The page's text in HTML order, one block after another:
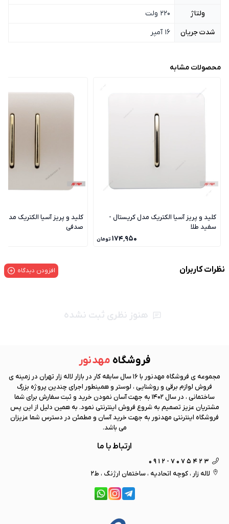
ولتاژ
220 ولت
شدت جریان
16 آمپر
محصولات مشابه
کلید و پریز آسیا الکتریک مدل کریستال -
سفید طلا
۱۷۴٬۹۵۰ تومان
کلید و پریز آسیا الکتریک مدل
صدفی
نظرات کاربران افزودن دیدگاه
هنوز نظری ثبت نشده
فروشگاه مهد نور
مجموعه ی فروشگاه مهد نور
با 16 سال سابقه کار در بازار لاله زار تهران در زمینه ی
فروش لوازم برقی و روشنایی ، لوستر و همینطور اجرای چندین پروژه بزرگ
ساختمانی ، در سال 1402 به جهت آسان نمودن خرید و ثبت سفارش برای شما
مشتریان عزیز تصمیم به شروع فروش اینترنتی نمود. به همین دلیل از این پس
فروشگاه اینترنتی مهد نور به جهت خرید آسان و مطمئن در دسترس شما عزیزان
می باشد.
ارتباط با ما
0912-7075423
لاله زار ، کوچه اتحادیه ، ساختمان ارژنگ ، ط2